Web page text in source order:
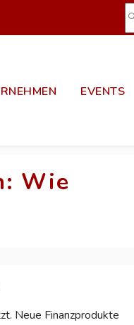
EVENTS
Wie
Neue Finanzprodukte